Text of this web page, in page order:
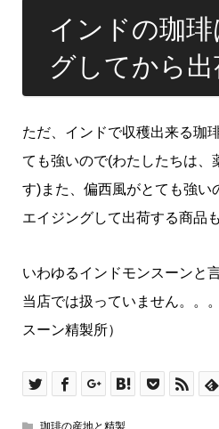
インドの珈
グしてから出
ただ、インドで収穫出来る珈
ても強いので(わたしたちは、
す)また、偏西風がとても強い
エイジングして出荷する商品
いわゆるインドモンスーンと
当店では扱っていません。。
スーン精製所）